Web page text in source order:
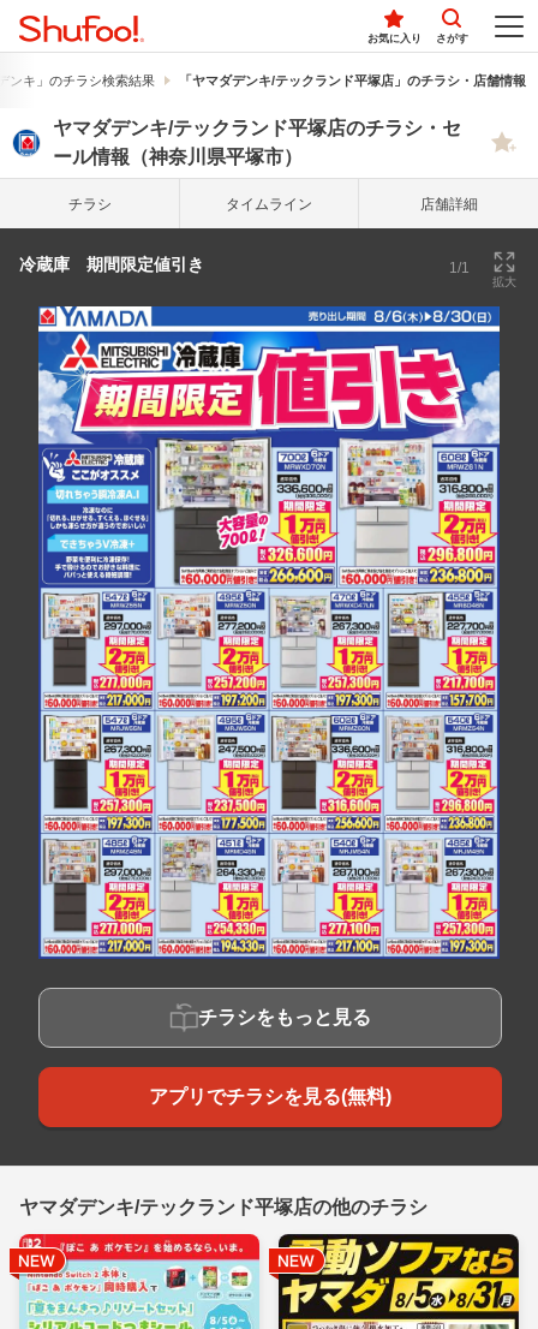
お気に入り さがす
ンキ」のチラシ検索結果 「ヤマダデンキ/テックランド平塚店」のチラシ・店舗情報
ヤマダデンキ/テックランド平塚店のチラシ・セ
ール情報（神奈川県平塚市）
チラシ タイム ライン 店舗詳細
冷蔵庫 期間限定値引き 1/1
拡大
チラシをもっと見る
アプリでチラシを見る(無料)
ヤマダデンキ/テックランド平塚店の他のチラシ